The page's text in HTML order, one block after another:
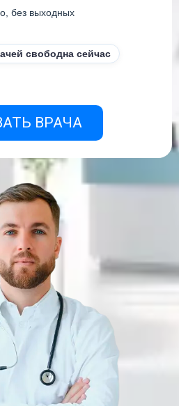
без выходных
свободна сейчас
ВРАЧА